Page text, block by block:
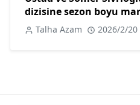
dizisine sezon boyu
Talha Azam 2026/2/20